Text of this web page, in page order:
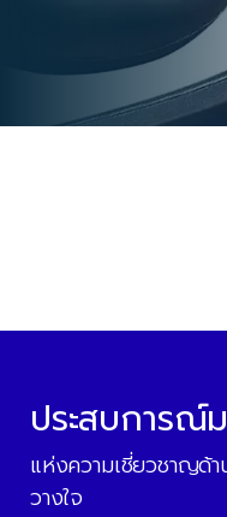
ประสบการณ์
แห่งความเชี่ยวชาญด้
วางใจ